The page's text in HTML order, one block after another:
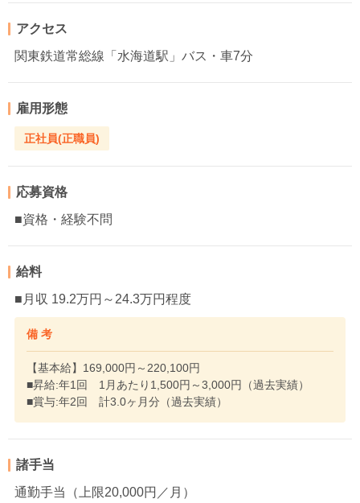
アクセス
関東鉄道常総線「水海道駅」バス・車7分
雇用形態
正社員(正職員)
応募資格
■資格・経験不問
給料
■月収 19.2万円～24.3万円程度
備 考
【基本給】169,000円～220,100円
■昇給:年1回 1月あたり1,500円～3,000円（過去実績）
■賞与:年2回 計3.0ヶ月分（過去実績）
諸手当
通勤手当（上限20,000円／月）